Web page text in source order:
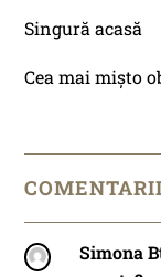
Singură acasă
Cea mai mișto
Simona